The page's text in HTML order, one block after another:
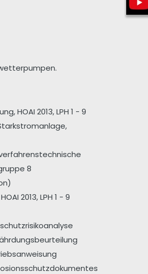
HOAI 2013, LPH 1 - 9
8
2013, LPH 1 - 9